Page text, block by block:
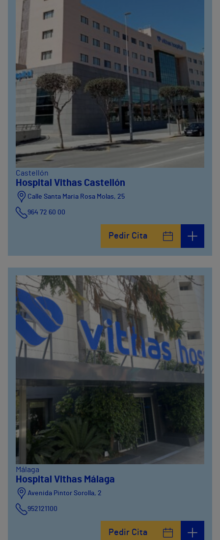
Castellón
Hospital Vithas Castellón
Calle Santa Maria Rosa Molas, 25
964 72 60 00
Pedir Cita
Málaga
Hospital Vithas Málaga
Avenida Pintor Sorolla, 2
952121100
Pedir Cita